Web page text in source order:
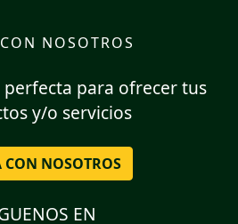
NOSOTROS
para ofrecer tus
y/o servicios
CON NOSOTROS
EN